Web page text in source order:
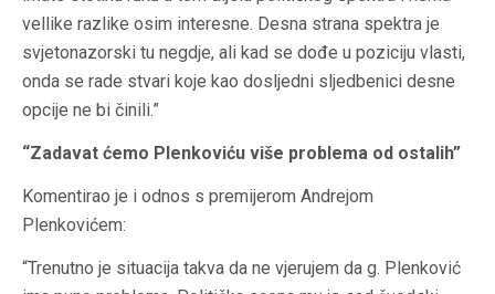
vellike razlike osim interesne. Desna strana spektra je
svjetonazorski tu negdje, ali kad se dođe u poziciju vlasti,
onda se rade stvari koje kao dosljedni sljedbenici desne
opcije ne bi činili.”
“Zadavat ćemo Plenkoviću više problema od ostalih”
Komentirao je i odnos s premijerom Andrejom
Plenkovićem:
“Trenutno je situacija takva da ne vjerujem da g. Plenković